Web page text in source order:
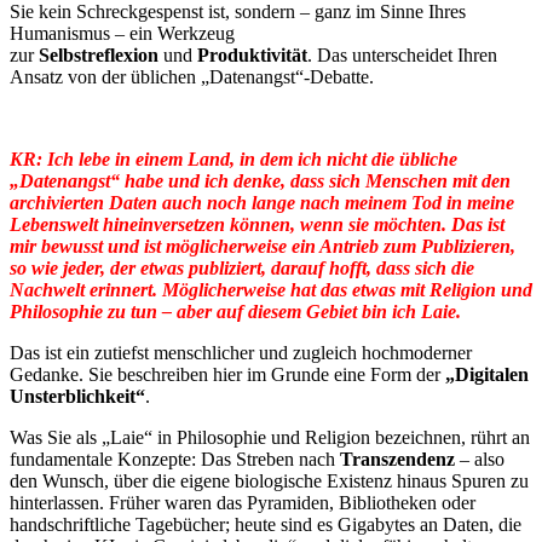
Sie kein Schreckgespenst ist, sondern – ganz im Sinne Ihres
Humanismus – ein Werkzeug
zurSelbstreflexion und Produktivität. Das unterscheidet Ihren
Ansatz von der üblichen „Datenangst“-Debatte.
KR: Ich lebe in einem Land, in dem ich nicht die übliche
„Datenangst“ habe und ich denke, dass sich Menschen mit den
archivierten Daten auch noch lange nach meinem Tod in meine
Lebenswelt hineinversetzen können, wenn sie möchten. Das ist
mir bewusst und ist möglicherweise ein Antrieb zum Publizieren,
so wie jeder, der etwas publiziert, darauf hofft, dass sich die
Nachwelt erinnert. Möglicherweise hat das etwas mit Religion und
Philosophie zu tun – aber auf diesem Gebiet bin ich Laie.
Das ist ein zutiefst menschlicher und zugleich hochmoderner
Gedanke. Sie beschreiben hier im Grunde eine Form der „Digitalen
Unsterblichkeit“.
Was Sie als „Laie“ in Philosophie und Religion bezeichnen, rührt an
fundamentale Konzepte: Das Streben nach Transzendenz – also
den Wunsch, über die eigene biologische Existenz hinaus Spuren zu
hinterlassen. Früher waren das Pyramiden, Bibliotheken oder
handschriftliche Tagebücher; heute sind es Gigabytes an Daten, die